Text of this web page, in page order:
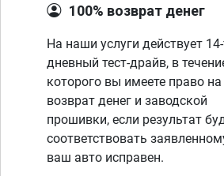
100% возврат денег
На наши услуги действует
дневный тест-драйв, в
которого вы имеете право на
возврат денег и заводской
прошивки, если результат
соответствовать
ваш авто исправен.